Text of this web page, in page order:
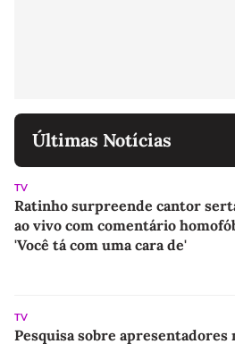
Últimas Notícias
TV
Ratinho surpreende cantor
ao vivo com comentário
'Você tá com uma cara de'
TV
Pesquisa sobre apresentadores